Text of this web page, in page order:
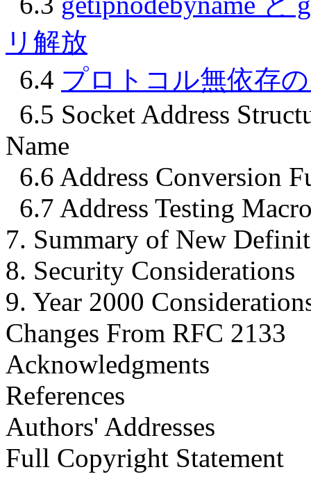
リ解放
6.4 プロトコル無依存
6.5 Socket Address
Name
6.6 Address Conversion
6.7 Address Testing
7. Summary of New
8. Security Considerations
9. Year 2000
Changes From RFC 2133
Acknowledgments
References
Authors' Addresses
Full Copyright Statement